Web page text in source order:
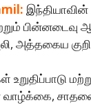
பின்னடைவு
அத்தகைய